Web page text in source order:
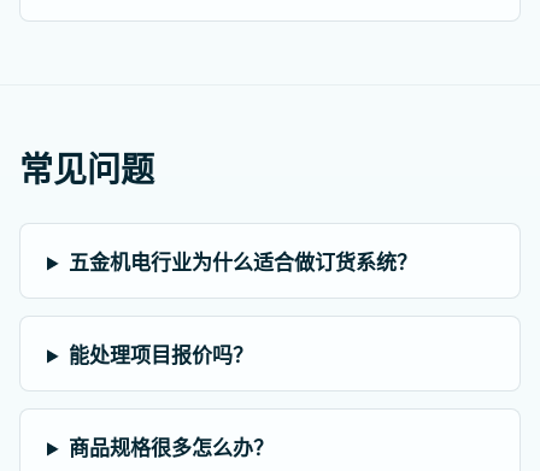
常见问题
五金机电行业为什么适合做订货系统？
能处理项目报价吗？
商品规格很多怎么办？